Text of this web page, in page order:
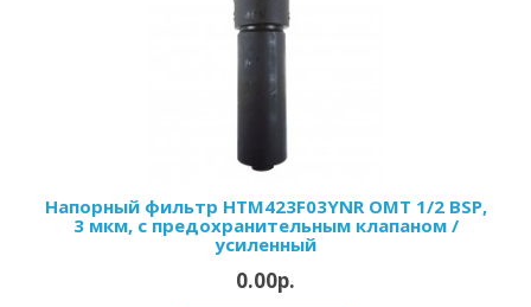
Напорный фильтр HTM423F03YNR OMT 1/2 BSP,
3 мкм, с предохранительным клапаном /
усиленный
0.00р.